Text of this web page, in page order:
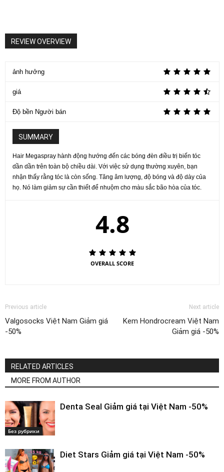
REVIEW OVERVIEW
ảnh hưởng
giá
Độ bền Người bán
SUMMARY
Hair Megaspray hành động hướng đến các bóng đèn điều trị biến tóc
dần dần trên toàn bộ chiều dài. Với việc sử dụng thường xuyên, bạn
nhận thấy rằng tóc là còn sống. Tăng âm lượng, độ bóng và độ dày của
họ. Nó làm giảm sự cần thiết để nhuộm cho màu sắc bão hòa của tóc.
4.8
OVERALL SCORE
Previous article
Valgosocks Việt Nam Giảm giá
-50%
Next article
Kem Hondrocream Việt Nam
Giảm giá -50%
RELATED ARTICLES
MORE FROM AUTHOR
Без рубрики
Denta Seal Giảm giá tại Việt Nam -50%
Diet Stars Giảm giá tại Việt Nam -50%